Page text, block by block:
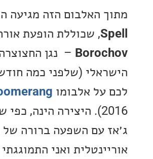
האלבום הזה מגיעה היצירה
, שכוללת הופעת אורח של
– נגן החצוצרה והחליל
(שלפני כמה חודשים
אלבומוBoomerangמשנת
2016). היצירה הינה, כפי שציינו,
עם השפעה ברורה של מוזיקה
ואני התמוגגתי